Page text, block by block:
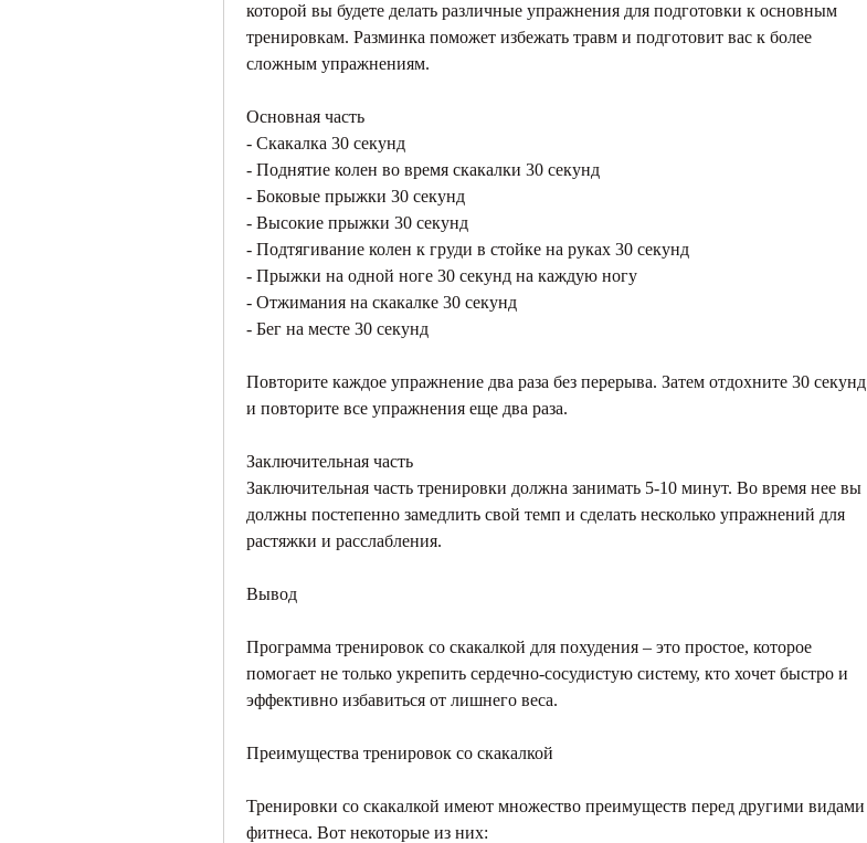
которой вы будете делать различные упражнения для подготовки к основным
тренировкам. Разминка поможет избежать травм и подготовит вас к более
сложным упражнениям.
Основная часть
- Скакалка 30 секунд
- Поднятие колен во время скакалки 30 секунд
- Боковые прыжки 30 секунд
- Высокие прыжки 30 секунд
- Подтягивание колен к груди в стойке на руках 30 секунд
- Прыжки на одной ноге 30 секунд на каждую ногу
- Отжимания на скакалке 30 секунд
- Бег на месте 30 секунд
Повторите каждое упражнение два раза без перерыва. Затем отдохните 30 секунд
и повторите все упражнения еще два раза.
Заключительная часть
Заключительная часть тренировки должна занимать 5-10 минут. Во время нее вы
должны постепенно замедлить свой темп и сделать несколько упражнений для
растяжки и расслабления.
Вывод
Программа тренировок со скакалкой для похудения – это простое, которое
помогает не только укрепить сердечно-сосудистую систему, кто хочет быстро и
эффективно избавиться от лишнего веса.
Преимущества тренировок со скакалкой
Тренировки со скакалкой имеют множество преимуществ перед другими видами
фитнеса. Вот некоторые из них: